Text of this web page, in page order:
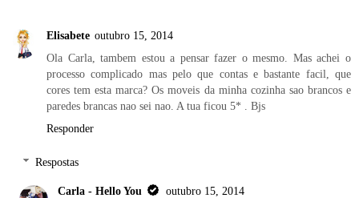
Elisabete outubro 15, 2014
Ola Carla, tambem estou a pensar fazer o mesmo. Mas achei o
processo complicado mas pelo que contas e bastante facil, que
cores tem esta marca? Os moveis da minha cozinha sao brancos e
paredes brancas nao sei nao. A tua ficou 5* . Bjs
Responder
Respostas
Carla - Hello You
outubro 15, 2014